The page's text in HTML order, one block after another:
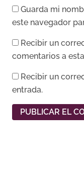
Guarda mi
este navegador
Recibir un
comentarios a
Recibir un
entrada.